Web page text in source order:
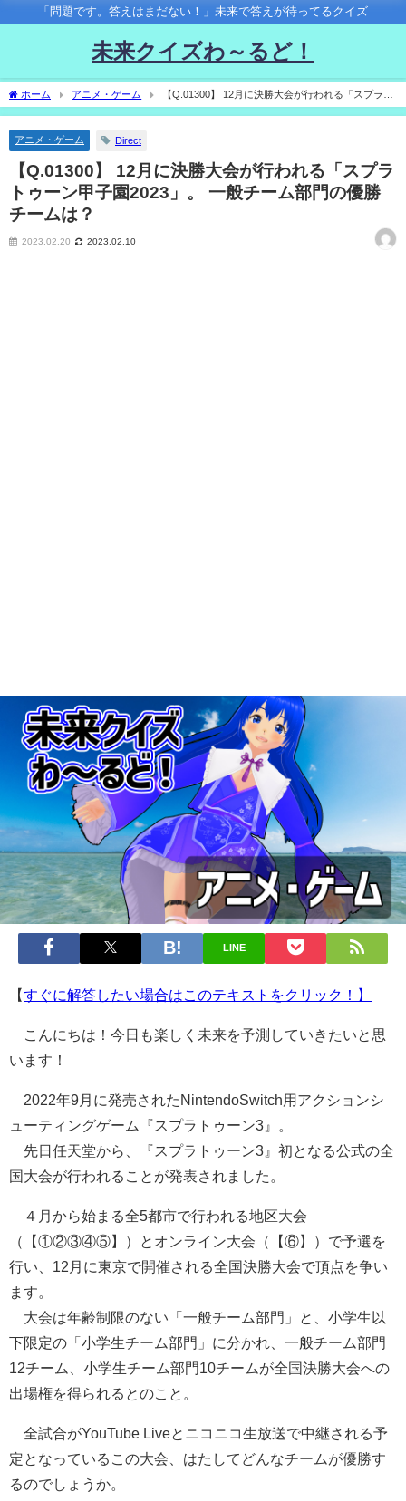
「問題です。答えはまだない！」未来で答えが待ってるクイズ
未来クイズわ～るど！
ホーム アニメ・ゲーム
【Q.01300】 12月に決勝大会が行われる「スプラト
ゥーン甲子園2023」。 一般チーム部門の優勝チームは？
アニメ・ゲーム Direct
【Q.01300】 12月に決勝大会が行われる「スプラ
トゥーン甲子園2023」。 一般チーム部門の優勝
チームは？
2023.02.20 2023.02.10
LINE
【すぐに解答したい場合はこのテキストをクリック！】
こんにちは！今日も楽しく未来を予測していきたいと思
います！
2022年9月に発売されたNintendoSwitch用アクションシ
ューティングゲーム『スプラトゥーン3』。
先日任天堂から、『スプラトゥーン3』初となる公式の全
国大会が行われることが発表されました。
４月から始まる全5都市で行われる地区大会
（【①②③④⑤】）とオンライン大会（【⑥】）で予選を
行い、12月に東京で開催される全国決勝大会で頂点を争い
ます。
大会は年齢制限のない「一般チーム部門」と、小学生以
下限定の「小学生チーム部門」に分かれ、一般チーム部門
12チーム、小学生チーム部門10チームが全国決勝大会への
出場権を得られるとのこと。
全試合がYouTube Liveとニコニコ生放送で中継される予
定となっているこの大会、はたしてどんなチームが優勝す
るのでしょうか。